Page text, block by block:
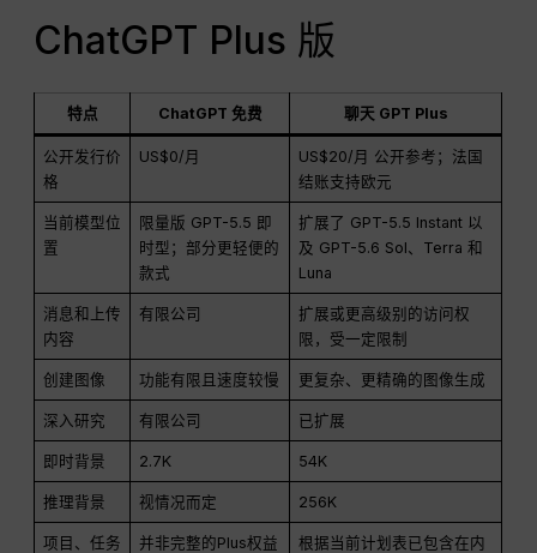
ChatGPT Plus 版
特点 ChatGPT 免费 聊天 GPT Plus
公开发行价
格
US$0/月
US$20/月 公开参考；法国
结账支持欧元
当前模型位
置
限量版 GPT-5.5 即
时型；部分更轻便的
款式
扩展了 GPT-5.5 Instant 以
及 GPT-5.6 Sol、Terra 和
Luna
消息和上传
内容
有限公司
扩展或更高级别的访问权
限，受一定限制
创建图像 功能有限且速度较慢 更复杂、更精确的图像生成
深入研究 有限公司 已扩展
即时背景 2.7K 54K
推理背景 视情况而定 256K
项目、任务
并非完整的Plus权益 根据当前计划表已包含在内